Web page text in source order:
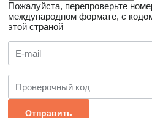
Пожалуйста, перепроверьте
международном формате, с
этой страной